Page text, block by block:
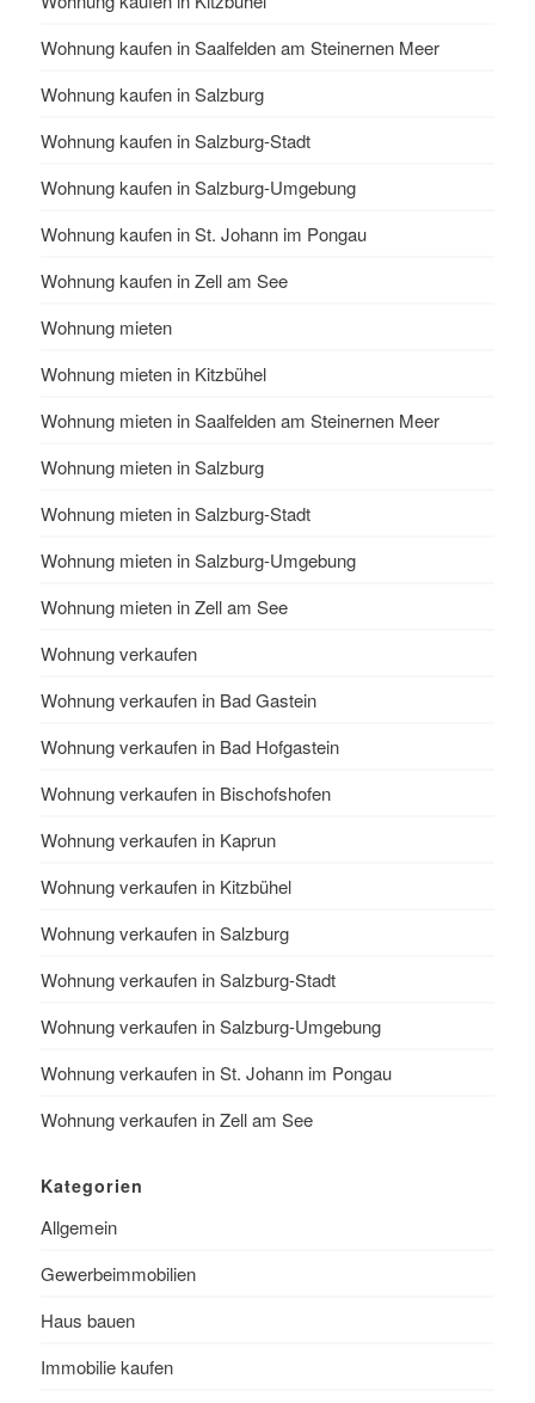
Wohnung kaufen in Saalfelden am Steinernen Meer
Wohnung kaufen in Salzburg
Wohnung kaufen in Salzburg-Stadt
Wohnung kaufen in Salzburg-Umgebung
Wohnung kaufen in St. Johann im Pongau
Wohnung kaufen in Zell am See
Wohnung mieten
Wohnung mieten in Kitzbühel
Wohnung mieten in Saalfelden am Steinernen Meer
Wohnung mieten in Salzburg
Wohnung mieten in Salzburg-Stadt
Wohnung mieten in Salzburg-Umgebung
Wohnung mieten in Zell am See
Wohnung verkaufen
Wohnung verkaufen in Bad Gastein
Wohnung verkaufen in Bad Hofgastein
Wohnung verkaufen in Bischofshofen
Wohnung verkaufen in Kaprun
Wohnung verkaufen in Kitzbühel
Wohnung verkaufen in Salzburg
Wohnung verkaufen in Salzburg-Stadt
Wohnung verkaufen in Salzburg-Umgebung
Wohnung verkaufen in St. Johann im Pongau
Wohnung verkaufen in Zell am See
Kategorien
Allgemein
Gewerbeimmobilien
Haus bauen
Immobilie kaufen